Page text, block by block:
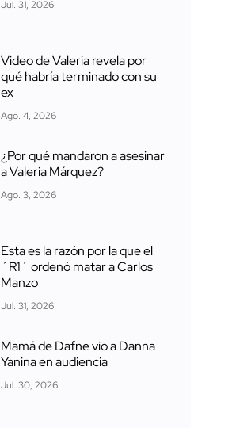
Jul. 31, 2026
Video de Valeria revela por
qué habría terminado con su
ex
Ago. 4, 2026
¿Por qué mandaron a asesinar
a Valeria Márquez?
Ago. 3, 2026
Esta es la razón por la que el
´R1´ ordenó matar a Carlos
Manzo
Jul. 31, 2026
Mamá de Dafne vio a Danna
Yanina en audiencia
Jul. 30, 2026